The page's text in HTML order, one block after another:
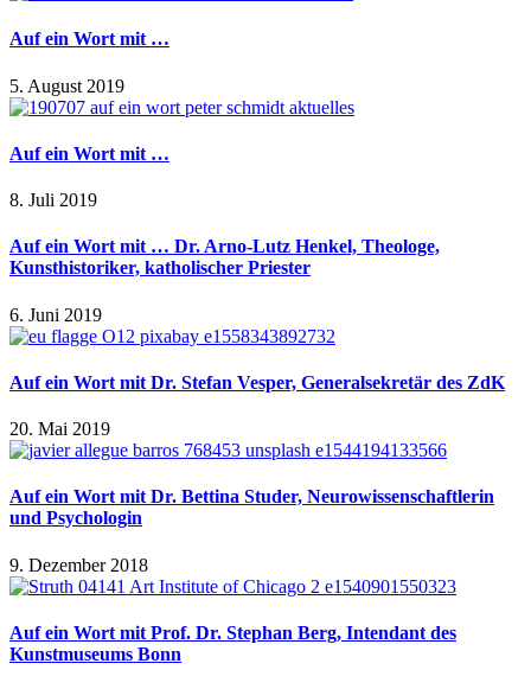
Auf ein Wort mit …
5. August 2019
Auf ein Wort mit …
8. Juli 2019
Auf ein Wort mit … Dr. Arno-Lutz Henkel, Theologe,
Kunsthistoriker, katholischer Priester
6. Juni 2019
Auf ein Wort mit Dr. Stefan Vesper, Generalsekretär des ZdK
20. Mai 2019
Auf ein Wort mit Dr. Bettina Studer, Neurowissenschaftlerin
und Psychologin
9. Dezember 2018
Auf ein Wort mit Prof. Dr. Stephan Berg, Intendant des
Kunstmuseums Bonn